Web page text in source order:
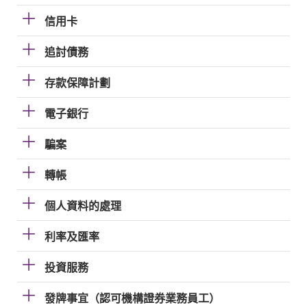
信用卡
追討債務
存款保障計劃
電子銀行
騙案
轉帳
個人資料的處理
利率及匯率
投資服務
發牌事宜（認可機構證券業務員工）